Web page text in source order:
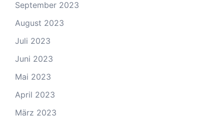
September 2023
August 2023
Juli 2023
Juni 2023
Mai 2023
April 2023
März 2023